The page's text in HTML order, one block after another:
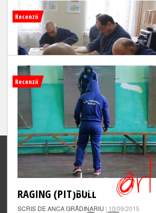
OMUL MUNTELUI
SCRIS DE MIHAI FULGER| 28/09/2015
NOI, CEI DE DINCOLO
SCRIS DE MIHAI FULGER| 16/09/2015
Recenzii
RAGING (PIT)BULL
SCRIS DE ANCA GRĂDINARIU | 10/09/2015
Recenzii